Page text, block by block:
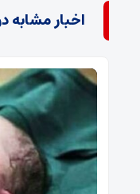
اخبار مشابه